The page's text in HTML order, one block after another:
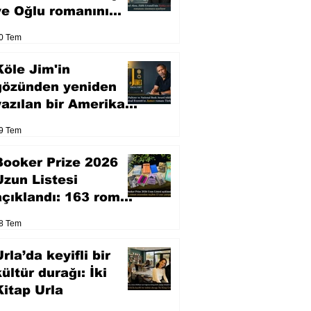
Oğlu romanını
Tem
Jim'in
yeniden
bir Amerikan
Tem
Prize 2026
Listesi
163 roman
Tem
keyifli bir
durağı: İki
Urla